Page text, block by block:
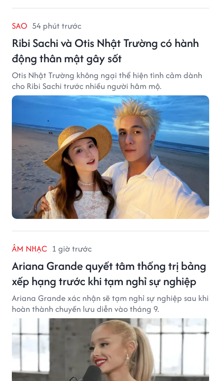
SAO 54 phút trước
Ribi Sachi và Otis Nhật Trường có hành
động thân mật gây sốt
Otis Nhật Trường không ngại thể hiện tình cảm dành
cho Ribi Sachi trước nhiều người hâm mộ.
ÂM NHẠC 1 giờ trước
Ariana Grande quyết tâm thống trị bảng
xếp hạng trước khi tạm nghỉ sự nghiệp
Ariana Grande xác nhận sẽ tạm nghỉ sự nghiệp sau khi
hoàn thành chuyến lưu diễn vào tháng 9.